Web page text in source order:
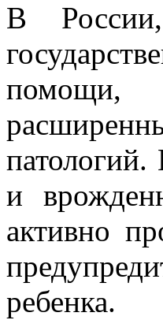
В
помощи,
патологий.
и
активно
ребенка.